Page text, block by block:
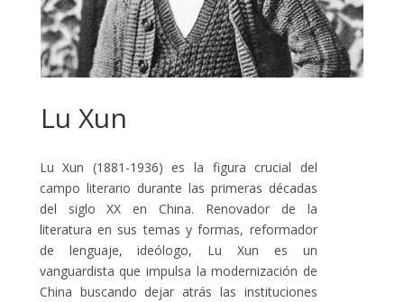
Lu Xun
Lu Xun (1881-1936) es la figura crucial del
campo literario durante las primeras décadas
del siglo XX en China. Renovador de la
literatura en sus temas y formas, reformador
de lenguaje, ideólogo, Lu Xun es un
vanguardista que impulsa la modernización de
China buscando dejar atrás las instituciones